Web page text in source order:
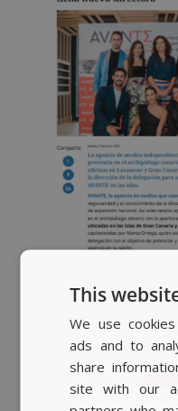
This
We use
ads and to
share
site with our